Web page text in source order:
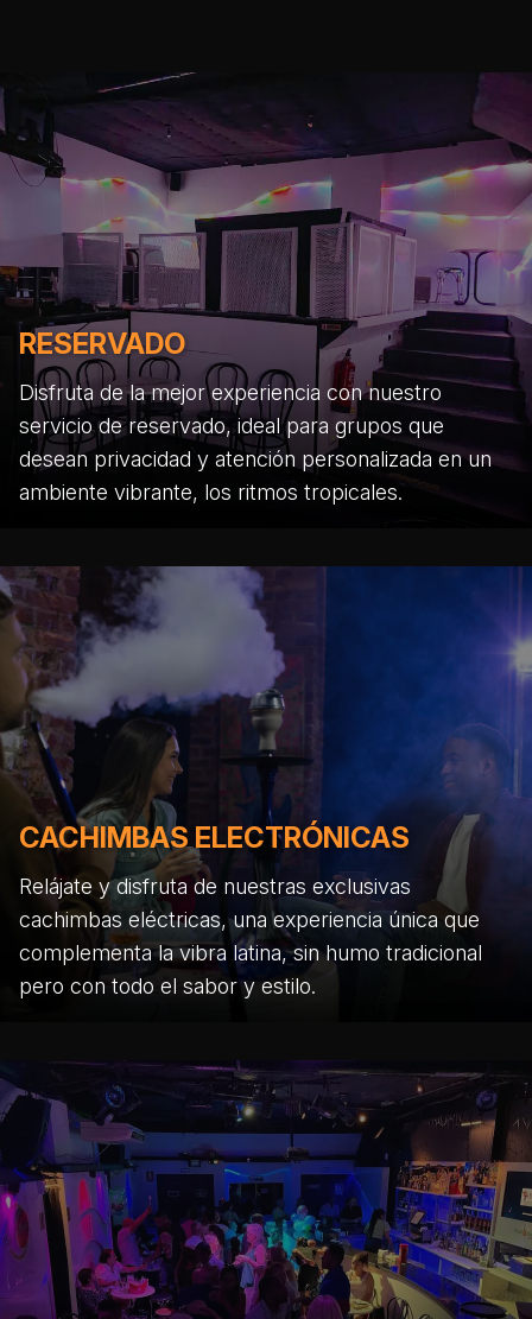
RESERVADO
Disfruta de la mejor experiencia con nuestro
servicio de reservado, ideal para grupos que
desean privacidad y atención personalizada en un
ambiente vibrante, los ritmos tropicales.
CACHIMBAS ELECTRÓNICAS
Relájate y disfruta de nuestras exclusivas
cachimbas eléctricas, una experiencia única que
complementa la vibra latina, sin humo tradicional
pero con todo el sabor y estilo.